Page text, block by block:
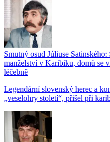
Smutný osud Júliuse
manželství v Karibiku, domů se
léčebně
Legendární slovenský herec a
„veselohry století“, přišel při